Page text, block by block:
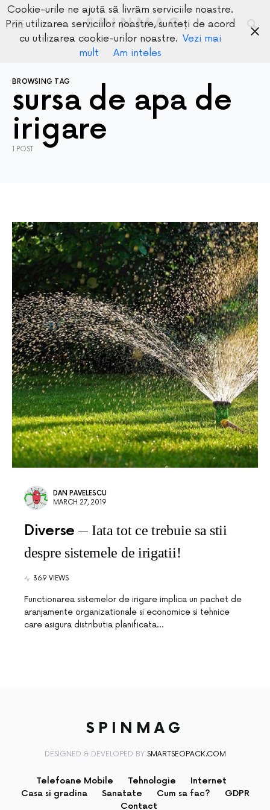
SPINMAG
BROWSING TAG
sursa de apa de
irigare
1 POST
DAN PAVELESCU
MARCH 27, 2019
Diverse
Iata tot ce trebuie sa stii
despre sistemele de irigatii!
369 VIEWS
Functionarea sistemelor de irigare implica un pachet de
aranjamente organizationale si economice si tehnice
care asigura distributia planificata…
SPINMAG
DESIGNED & DEVELOPED BY SMARTSEOPACK.COM
Telefoane Mobile Tehnologie
Internet
Casa si gradina
Sanatate Cum sa fac?
GDPR
Contact
Cookie-urile ne ajută să livrăm serviciile noastre.
Prin utilizarea serviciilor noastre, sunteți de acord
cu utilizarea cookie-urilor noastre. Vezi mai
mult
Am inteles